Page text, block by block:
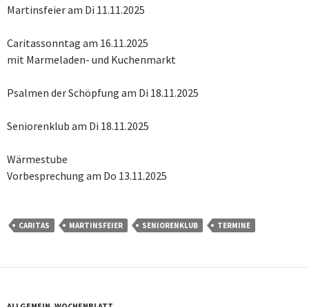
Martinsfeier am Di 11.11.2025
Caritassonntag am 16.11.2025
mit Marmeladen- und Kuchenmarkt
Psalmen der Schöpfung am Di 18.11.2025
Seniorenklub am Di 18.11.2025
Wärmestube
Vorbesprechung am Do 13.11.2025
CARITAS MARTINSFEIER SENIORENKLUB TERMINE